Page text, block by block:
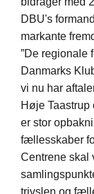
DBU's
markante
”De regionale
Danmarks
vi nu har
Høje Taastrup
er stor
fællesskaber
Centrene skal